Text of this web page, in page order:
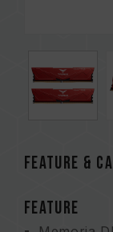
FEATURE &
FEATURE